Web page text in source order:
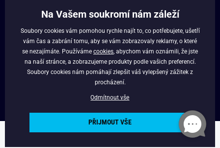
O NÁS
VĚRNOSTNÍ PROGRAM
Copyright © 2024 - Budchlap.cz Všechna práva vyhrazena. webdesign ©
Na Vašem soukromí nám záleží
Soubory cookies vám pomohou rychle najít to, co potřebujete, ušetří
vám čas a zabrání tomu, aby se vám zobrazovaly reklamy, o které
se nezajímáte. Používáme cookies , abychom vám oznámili, že jste
na naší stránce, a zobrazujeme produkty podle vašich preferencí.
Soubory cookies nám pomáhají zlepšit váš vylepšený zážitek z
procházení.
Odmítnout vše
PŘIJMOUT VŠE